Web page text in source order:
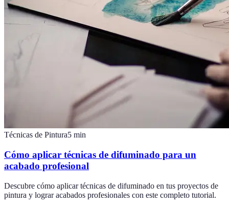
Técnicas de Pintura5 min
Cómo aplicar técnicas de difuminado para un
acabado profesional
Descubre cómo aplicar técnicas de difuminado en tus proyectos de
pintura y lograr acabados profesionales con este completo tutorial.